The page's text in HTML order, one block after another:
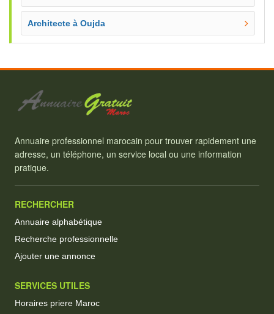
Architecte à Oujda
Annuaire professionnel marocain pour trouver rapidement une
adresse, un téléphone, un service local ou une information
pratique.
RECHERCHER
Annuaire alphabétique
Recherche professionnelle
Ajouter une annonce
SERVICES UTILES
Horaires priere Maroc